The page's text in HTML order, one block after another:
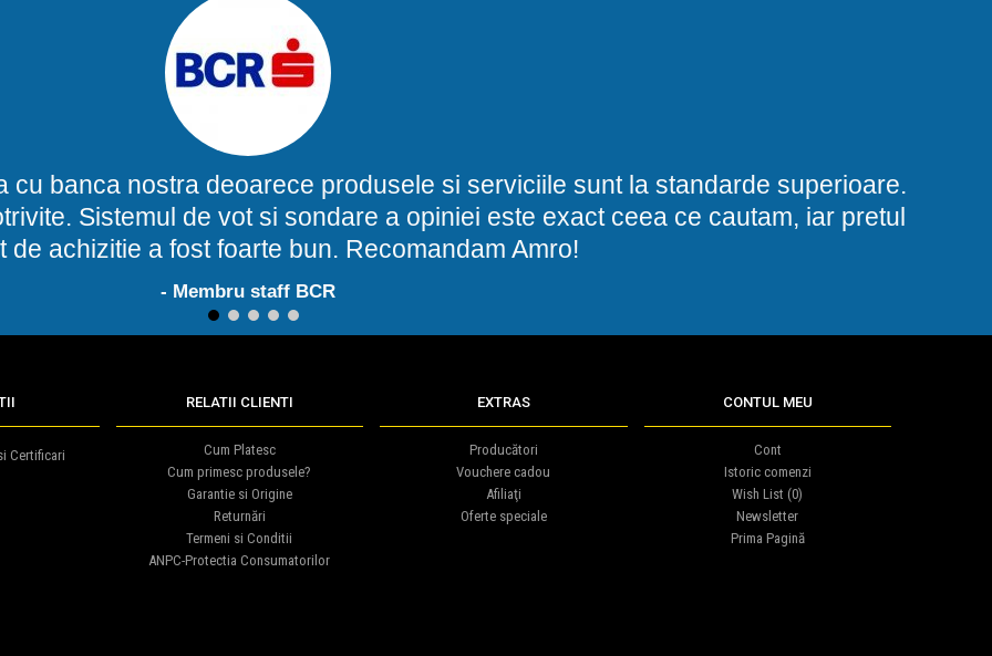
cu banca nostra deoarece produsele si serviciile sunt la standarde superioare.
Sistemul de vot si sondare a opiniei este exact ceea ce cautam, iar pretul
de achizitie a fost foarte bun. Recomandam Amro!
- Membru staff BCR
1 2 3 4 5
Certificari
RELATII CLIENTI
Cum Platesc
Cum primesc produsele?
Garantie si Origine
Returnări
Termeni si Conditii
ANPC-Protectia Consumatorilor
EXTRAS
Producători
Vouchere cadou
Afiliaţi
Oferte speciale
CONTUL MEU
Cont
Istoric comenzi
Wish List (0)
Newsletter
Prima Pagină